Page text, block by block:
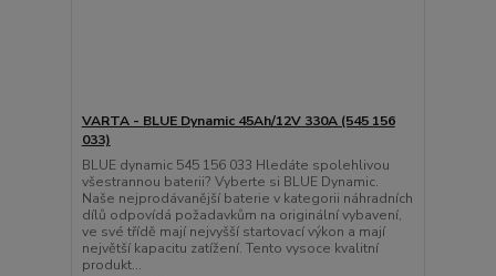
VARTA - BLUE Dynamic 45Ah/12V 330A (545 156
033)
BLUE dynamic 545 156 033 Hledáte spolehlivou
všestrannou baterii? Vyberte si BLUE Dynamic.
Naše nejprodávanější baterie v kategorii náhradních
dílů odpovídá požadavkům na originální vybavení,
ve své třídě mají nejvyšší startovací výkon a mají
největší kapacitu zatížení. Tento vysoce kvalitní
produkt...